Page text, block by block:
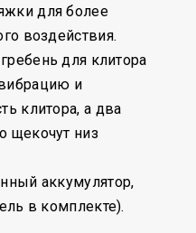
для более
воздействия.
для клитора
и
клитора, а два
щекочут низ
аккумулятор,
в комплекте).